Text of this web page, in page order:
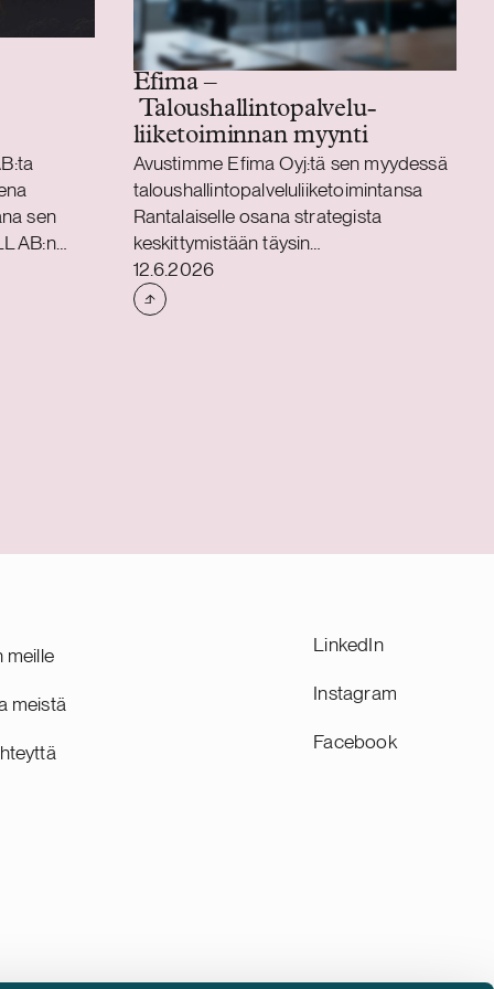
sen
AB:n
Efima –
Taloushallintopalvelu­
liiketoiminnan myynti
Avustimme Efima Oyj:tä sen myydessä
taloushallintopalveluliiketoimintansa
Rantalaiselle osana strategista
keskittymistään täysin
liiketoimintasovellusten ja data- ja
tekoälyratkaisujen toimittamiseen.
Kaupan myötä
suomalainen digiyhtiö, joka edistää
liiketoimintaprosesseja ja luomalla niille
innovatiivisella hyödyntämisellä. Yhtiöllä
Julkaistu
12.6.2026
meille
meistä
LinkedIn
Instagram
Facebook